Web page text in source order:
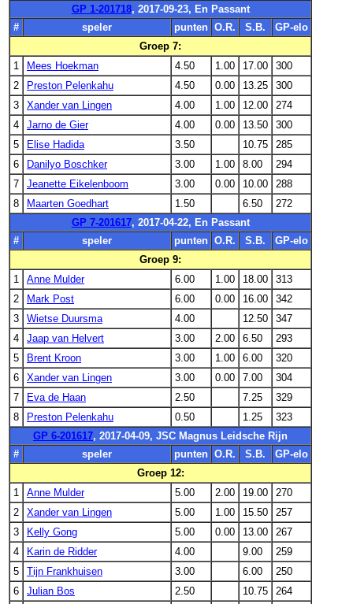
GP 1-201718, 2017-09-23, En Passant
#
speler punten O.R. S.B.
GP-elo
Groep 7:
1
Mees Hoekman 4.50 1.00 17.00
300
2
Preston Pelenkahu 4.50 0.00 13.25
300
3
Xander van Lingen 4.00 1.00 12.00
274
4
Jarno de Gier 4.00 0.00 13.50
300
5
Elise Hadida 3.50 10.75
285
6
Danilyo Boschker 3.00 1.00 8.00
294
7
Jeanette Eikelenboom 3.00 0.00 10.00
288
8
Maarten Goedhart 1.50 6.50
272
GP 7-201617, 2017-04-22, En Passant
#
speler punten O.R. S.B.
GP-elo
Groep 9:
1
Anne Mulder 6.00 1.00 18.00
313
2
Mark Post 6.00 0.00 16.00
342
3
Wietse Duursma 4.00 12.50
347
4
Jaap van Helvert 3.00 2.00 6.50
293
5
Brent Kroon 3.00 1.00 6.00
320
6
Xander van Lingen 3.00 0.00 7.00
304
7
Eva de Haan 2.50 7.25
329
8
Preston Pelenkahu 0.50 1.25
323
GP 6-201617, 2017-04-09, JSC Magnus Leidsche Rijn
#
speler punten O.R. S.B.
GP-elo
Groep 12:
1
Anne Mulder 5.00 2.00 19.00
270
2
Xander van Lingen 5.00 1.00 15.50
257
3
Kelly Gong 5.00 0.00 13.00
267
4
Karin de Ridder 4.00 9.00
259
5
Tijn Frankhuisen 3.00 6.00
250
6
Julian Bos 2.50 10.75
264